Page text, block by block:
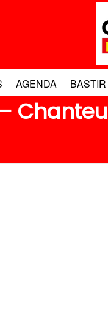
AGENDA